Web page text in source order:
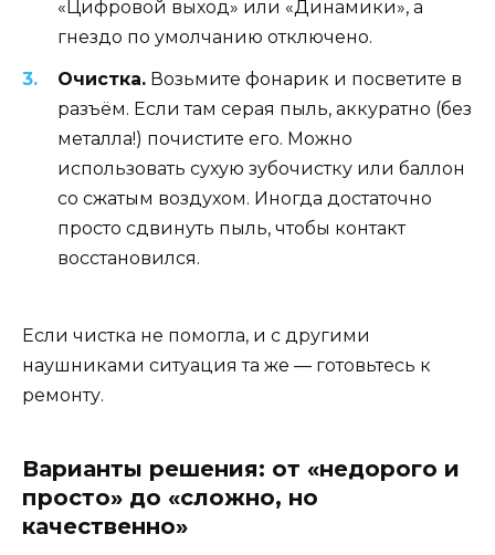
«Цифровой выход» или «Динамики», а
гнездо по умолчанию отключено.
Очистка. Возьмите фонарик и посветите в
разъём. Если там серая пыль, аккуратно (без
металла!) почистите его. Можно
использовать сухую зубочистку или баллон
со сжатым воздухом. Иногда достаточно
просто сдвинуть пыль, чтобы контакт
восстановился.
Если чистка не помогла, и с другими
наушниками ситуация та же — готовьтесь к
ремонту.
Варианты решения: от «недорого и
просто» до «сложно, но
качественно»